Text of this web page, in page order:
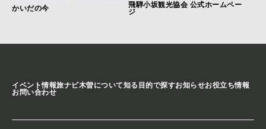
かいだの今
飛騨小坂観光協会 公式ホームペー
ジ
イベント情報旅ナビ木曽について知る 目的で探すお知らせお役立ち情報
お問い合わせ